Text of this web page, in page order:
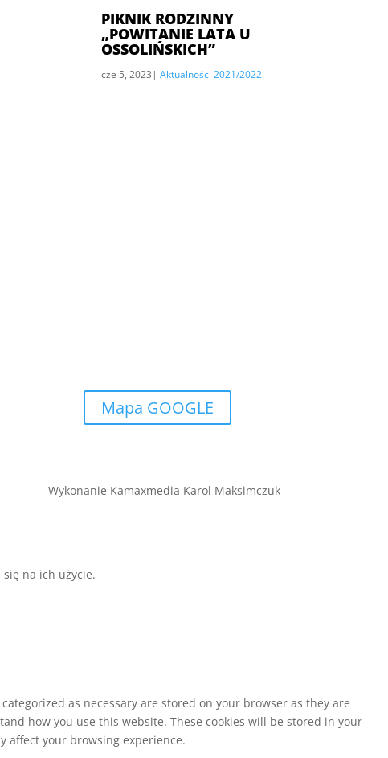
PIKNIK RODZINNY
„POWITANIE LATA U
OSSOLIŃSKICH”
cze 5, 2023 | Aktualności 2021/2022
Mapa GOOGLE
Wykonanie Kamaxmedia Karol Maksimczuk
się na ich użycie.
as necessary are stored on your browser as they are
how you use this website. These cookies will be stored in your
affect your browsing experience.